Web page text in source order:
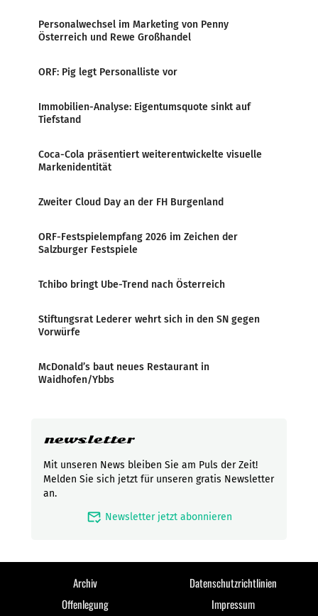
Personalwechsel im Marketing von Penny
Österreich und Rewe Großhandel
ORF: Pig legt Personalliste vor
Immobilien-Analyse: Eigentumsquote sinkt auf
Tiefstand
Coca-Cola präsentiert weiterentwickelte visuelle
Markenidentität
Zweiter Cloud Day an der FH Burgenland
ORF-Festspielempfang 2026 im Zeichen der
Salzburger Festspiele
Tchibo bringt Ube-Trend nach Österreich
Stiftungsrat Lederer wehrt sich in den SN gegen
Vorwürfe
McDonald’s baut neues Restaurant in
Waidhofen/Ybbs
newsletter
Mit unseren News bleiben Sie am Puls der Zeit!
Melden Sie sich jetzt für unseren gratis Newsletter
an.
mark_email_read Newsletter jetzt abonnieren
Archiv
Datenschutzrichtlinien
Offenlegung
Impressum